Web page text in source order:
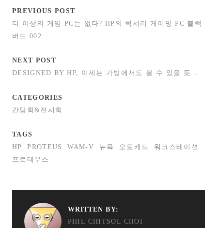
PREVIOUS POST
더 이상의 게임 PC는 없다? HP의 럭셔리 게이밍 PC 블랙
버드 002
NEXT POST
DESIGNED BY HP, 이제는 가방에서도 볼 수 있을 듯…
CATEGORIES
간담회&전시회
TAGS
HP
PROTEUS WAM-V 뉴욕 오토캐드
워크스테이션
프로테우스
WRITTEN BY:
PHIL CHITSOL CHOI